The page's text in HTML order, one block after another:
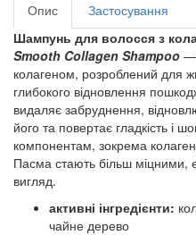
Опис
Застосування
Шампунь для волосся з
Smooth Collagen Shampoo —
колагеном, розроблений для
глибокого відновлення
видаляє забруднення,
його та повертає гладкість і
компонентам, зокрема
Пасма стають більш міцними,
вигляд.
активні інгредієнти:
чайне дерево